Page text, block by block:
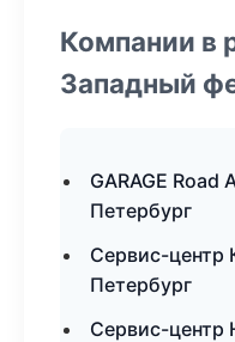
Компании в
Западный
GARAGE
Петербург
Сервис-центр
Петербург
Сервис-центр